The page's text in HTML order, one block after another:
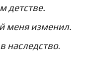
детстве.
меня изменил.
наследство.